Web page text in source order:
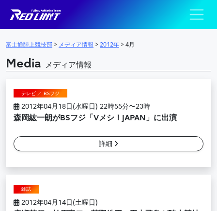
メインナビゲーション
陸上競技部 –
富士通陸上競技部 > メディア情報 > 2012年 > 4月
Media メディア情報
テレビ ／ BSフジ
2012年04月18日(水曜日) 22時55分〜23時
森岡紘一朗がBSフジ「Vメシ！JAPAN」に出演
詳細
雑誌
2012年04月14日(土曜日)